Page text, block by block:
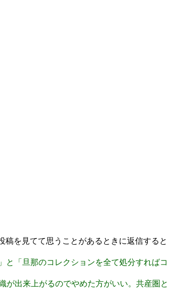
を見てて思うことがあるときに返信すると
と「旦那のコレクションを全て処分すればコ
が出来上がるのでやめた方がいい。共産圏と